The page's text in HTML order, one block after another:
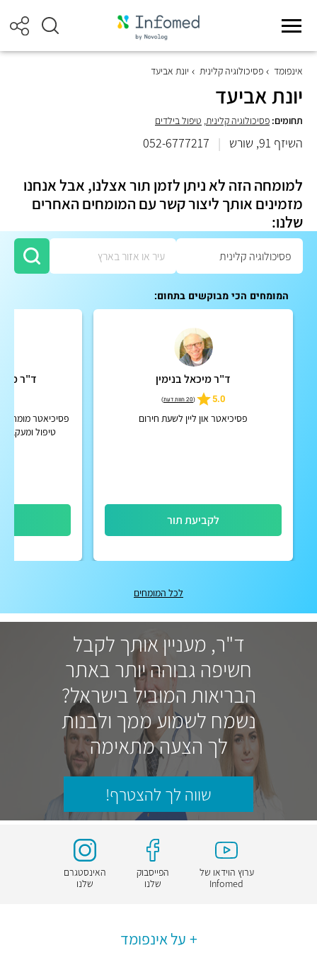
אינפומד פסיכולוגיה קלינית יונת אביעד
יונת אביעד
תחומים: פסיכולוגיה קלינית, טיפול בילדים
השיזף 91, שורש |
052-6777217
למומחה הזה לא ניתן לזמן תור אצלנו, אבל אנחנו
מזמינים אותך ליצור קשר עם המומחים האחרים
שלנו:
המומחים הכי מבוקשים בתחום:
ד"ר מיכאל בנימין
5.0
(20 חוות דעת )
פסיכיאטר און ליין לשעת חירום
לקביעת תור
ד"ר
פסיכיאטר מומחה
טיפול ומעקב
לכל המומחים
ד"ר, מעניין אותך לקבל
חשיפה גבוהה יותר באתר
הבריאות המוביל בישראל?
נשמח לשמוע ממך ולבנות
לך הצעה מתאימה
שווה לך להצטרף!
ערוץ הוידאו של
Infomed
הפייסבוק
שלנו
האינסטגרם
שלנו
על אינפומד